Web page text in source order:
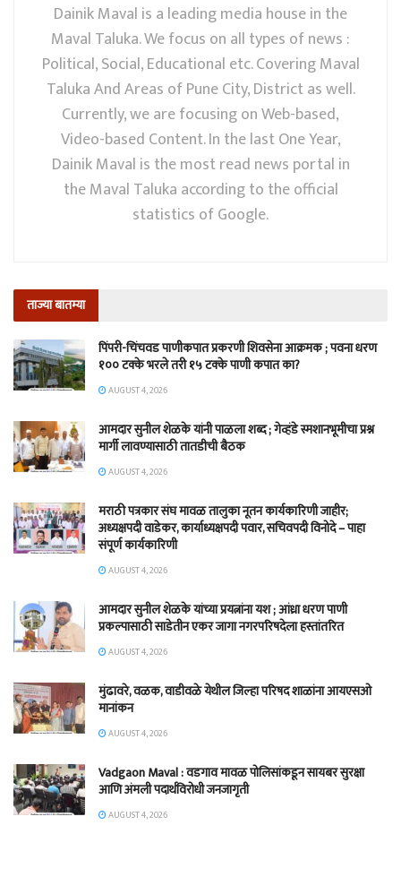
Dainik Maval is a leading media house in the
Maval Taluka. We focus on all types of news :
Political, Social, Educational etc. Covering Maval
Taluka And Areas of Pune City, District as well.
Currently, we are focusing on Web-based,
Video-based Content. In the last One Year,
Dainik Maval is the most read news portal in
the Maval Taluka according to the official
statistics of Google.
ताज्या बातम्या
पिंपरी-चिंचवड पाणीकपात प्रकरणी शिवसेना आक्रमक ; पवना धरण
१०० टक्के भरले तरी १५ टक्के पाणी कपात का?
AUGUST 4, 2026
आमदार सुनील शेळके यांनी पाळला शब्द ; गेव्हंडे स्मशानभूमीचा प्रश्न
मार्गी लावण्यासाठी तातडीची बैठक
AUGUST 4, 2026
मराठी पत्रकार संघ मावळ तालुका नूतन कार्यकारिणी जाहीर;
अध्यक्षपदी वाडेकर, कार्याध्यक्षपदी पवार, सचिवपदी विनोदे – पाहा
संपूर्ण कार्यकारिणी
AUGUST 4, 2026
आमदार सुनील शेळके यांच्या प्रयत्नांना यश ; आंध्रा धरण पाणी
प्रकल्पासाठी साडेतीन एकर जागा नगरपरिषदेला हस्तांतरित
AUGUST 4, 2026
मुंढावरे, वळक, वाडीवळे येथील जिल्हा परिषद शाळांना आयएसओ
मानांकन
AUGUST 4, 2026
Vadgaon Maval : वडगाव मावळ पोलिसांकडून सायबर सुरक्षा
आणि अंमली पदार्थविरोधी जनजागृती
AUGUST 4, 2026